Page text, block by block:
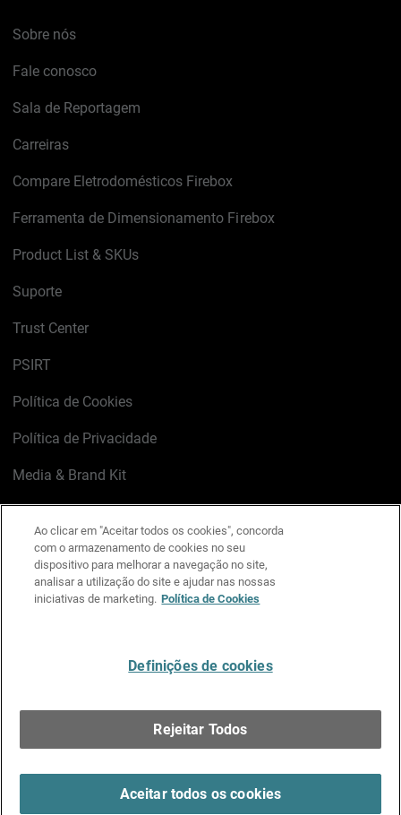
Sobre nós
Fale conosco
Sala de Reportagem
Carreiras
Compare Eletrodomésticos Firebox
Ferramenta de Dimensionamento Firebox
Product List & SKUs
Suporte
Trust Center
PSIRT
Política de Cookies
Política de Privacidade
Media & Brand Kit
LinkedIn
X FacebookInstagram
YouTube
Ao clicar em "Aceitar todos os cookies", concorda
com o armazenamento de cookies no seu
dispositivo para melhorar a navegação no site,
analisar a utilização do site e ajudar nas nossas
iniciativas de marketing. Política de Cookies
Definições de cookies
Rejeitar Todos
Aceitar todos os cookies